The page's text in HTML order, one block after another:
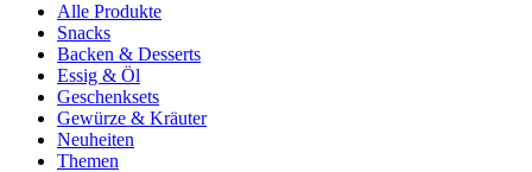
Alle Produkte
Snacks
Backen & Desserts
Essig & Öl
Geschenksets
Gewürze & Kräuter
Neuheiten
Themen